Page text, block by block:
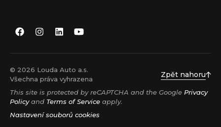
© 2026 Louda Auto a.s.
Všechna práva vyhrazena
Zpět nahoru
This site is protected by reCAPTCHA and the Google Privacy
Policyand Terms of Service apply.
Nastavení souborů cookies